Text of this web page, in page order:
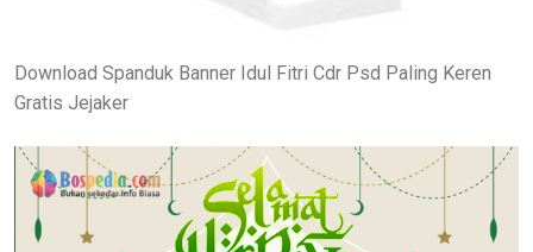
Download Spanduk Banner Idul Fitri Cdr Psd Paling Keren
Gratis Jejaker